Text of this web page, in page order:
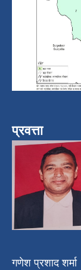
प्रवत्ता
गणेश प्रशाद शर्मा